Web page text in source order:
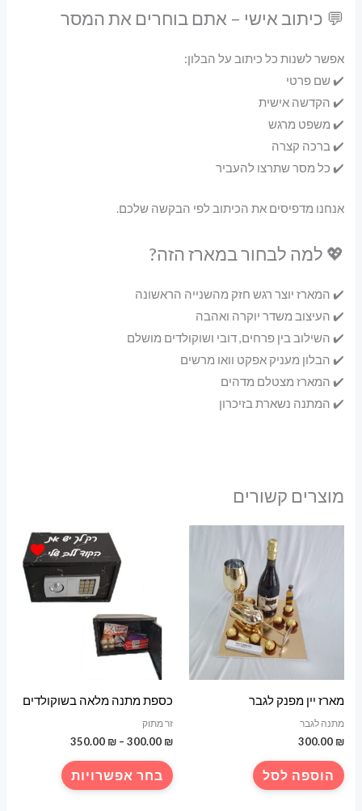
💬 כיתוב אישי – אתם בוחרים את המסר
אפשר לשנות כל כיתוב על הבלון:
✔️ שם פרטי
✔️ הקדשה אישית
✔️ משפט מרגש
✔️ ברכה קצרה
✔️ כל מסר שתרצו להעביר
אנחנו מדפיסים את הכיתוב לפי הבקשה שלכם.
💖 למה לבחור במארז הזה?
✔️ המארז יוצר רגש חזק מהשנייה הראשונה
✔️ העיצוב משדר יוקרה ואהבה
✔️ השילוב בין פרחים, דובי ושוקולדים מושלם
✔️ הבלון מעניק אפקט וואו מרשים
✔️ המארז מצטלם מדהים
✔️ המתנה נשארת בזיכרון
מוצרים קשורים
מארז יין מפנק לגבר
מתנה לגבר
300.00 ₪
הוספה לסל
כספת מתנה מלאה בשוקולדים
זר מתוק
300.00 ₪
–
350.00 ₪
טווח
עד בחר אפשרויות